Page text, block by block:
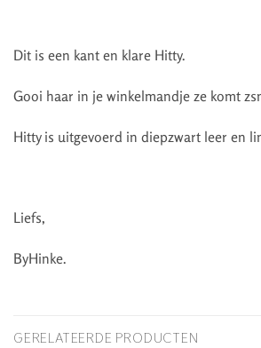
Dit is een kant en klare Hitty.
Gooi haar in je winkelmandje ze komt
Hitty is uitgevoerd in diepzwart leer en
Liefs,
ByHinke.
GERELATEERDE PRODUCTEN